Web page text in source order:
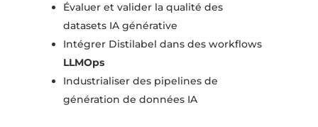
Évaluer et valider la qualité des
datasets IA générative
Intégrer Distilabel dans des workflows
LLMOps
Industrialiser des pipelines de
génération de données IA